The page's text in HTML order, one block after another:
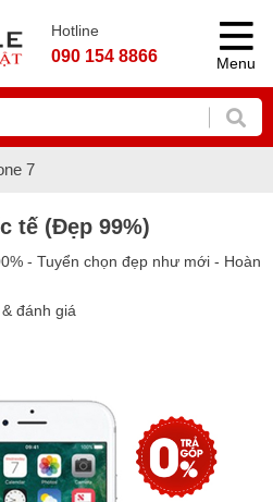
Hotline
090 154 8866 Menu
7
tế (Đẹp 99%)
- Tuyển chọn đẹp như mới - Hoàn
đánh giá